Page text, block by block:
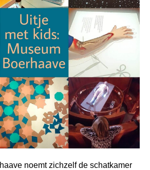
noemt zichzelf de schatkamer